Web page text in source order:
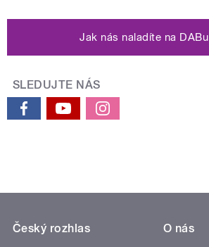
Jak nás naladíte na DABu
SLEDUJTE NÁS
Český rozhlas
O nás